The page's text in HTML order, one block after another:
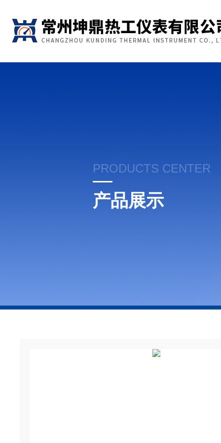
PRODUCTS CENTER
产品展示